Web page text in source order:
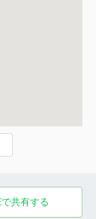
共有する